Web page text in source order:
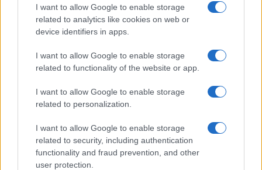
I want to allow Google to enable storage
related to analytics like cookies on web or
device identifiers in apps.
I want to allow Google to enable storage
related to functionality of the website or app.
I want to allow Google to enable storage
related to personalization.
I want to allow Google to enable storage
related to security, including authentication
functionality and fraud prevention, and other
user protection.